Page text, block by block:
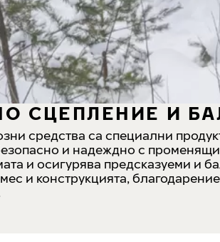
СЦЕПЛЕНИЕ И
средства са специални
и надеждно с
и осигурява предсказуеми
и конструкцията,